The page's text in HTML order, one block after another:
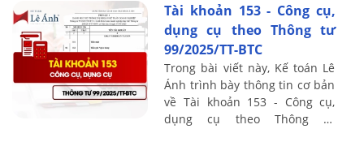
Tài khoản 153 - Công cụ,
dụng cụ theo Thông tư
99/2025/TT-BTC
Trong bài viết này, Kế toán Lê
Ánh trình bày thông tin cơ bản
về Tài khoản 153 - Công cụ,
dụng cụ theo Thông tư